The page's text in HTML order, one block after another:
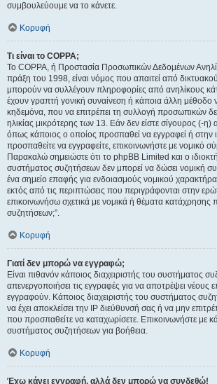
συμβουλεύουμε να το κάνετε.
Κορυφή
Τι είναι το COPPA;
Το COPPA, ή Προστασία Προσωπικών Δεδομένων
πράξη του 1998, είναι νόμος που απαιτεί από
μπορούν να συλλέγουν πληροφορίες από ανηλίκους
έχουν γραπτή γονική συναίνεση ή κάποια άλλη μέθοδο
κηδεμόνα, που να επιτρέπει τη συλλογή προσωπικών
ηλικίας μικρότερης των 13. Εάν δεν είστε σίγουρος (-η)
όπως κάποιος ο οποίος προσπαθεί να εγγραφεί ή στην
προσπαθείτε να εγγραφείτε, επικοινωνήστε με νομικό
Παρακαλώ σημειώστε ότι το phpBB Limited και ο
συστήματος συζητήσεων δεν μπορεί να δώσει νομική
ένα σημείο επαφής για ενδοιασμούς νομικού
εκτός από τις περιπτώσεις που περιγράφονται στην
επικοινωνήσω σχετικά με νομικά ή θέματα
συζητήσεων;”.
Κορυφή
Γιατί δεν μπορώ να εγγραφώ;
Είναι πιθανόν κάποιος διαχειριστής του συστήματος
απενεργοποιήσει τις εγγραφές για να αποτρέψει νέους
εγγραφούν. Κάποιος διαχειριστής του συστήματος
να έχει αποκλείσει την IP διεύθυνσή σας ή να μην
που προσπαθείτε να καταχωρίσετε. Επικοινωνήστε με
συστήματος συζητήσεων για βοήθεια.
Κορυφή
Έχω κάνει εγγραφή, αλλά δεν μπορώ να συνδεθώ!